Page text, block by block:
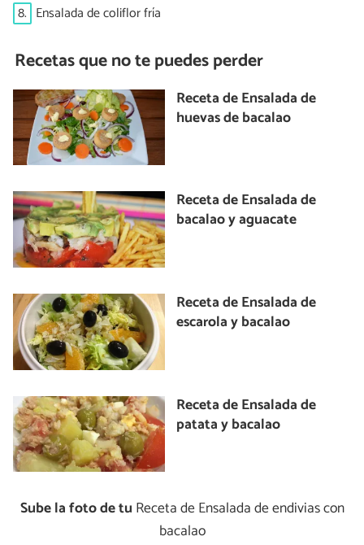
8. Ensalada de coliflor fría
Recetas que no te puedes perder
Receta de Ensalada de
huevas de bacalao
Receta de Ensalada de
bacalao y aguacate
Receta de Ensalada de
escarola y bacalao
Receta de Ensalada de
patata y bacalao
Sube la foto de tu Receta de Ensalada de endivias con
bacalao